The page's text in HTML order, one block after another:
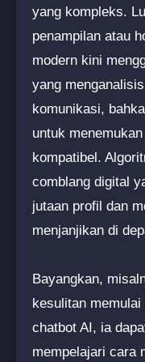
yang kompleks.
penampilan atau
modern kini
yang
komunikasi,
untuk
kompatibel.
comblang digital
jutaan profil dan
menjanjikan di
Bayangkan,
kesulitan
chatbot AI, ia
mempelajari cara